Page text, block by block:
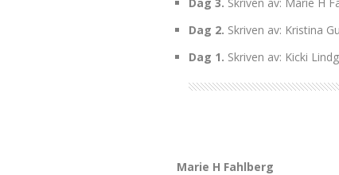
Dag 2. Skriven av: Kristina
Dag 1. Skriven av: Kicki
Marie H Fahlberg